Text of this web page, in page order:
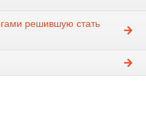
решившую стать